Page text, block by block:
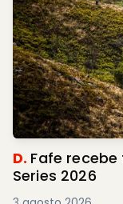
D. Fafe
Series 2026